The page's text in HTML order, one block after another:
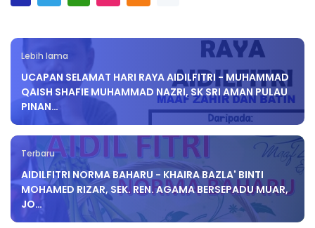
Lebih lama
UCAPAN SELAMAT HARI RAYA AIDILFITRI - MUHAMMAD
QAISH SHAFIE MUHAMMAD NAZRI, SK SRI AMAN PULAU
PINAN…
Terbaru
AIDILFITRI NORMA BAHARU - KHAIRA BAZLA' BINTI
MOHAMED RIZAR, SEK. REN. AGAMA BERSEPADU MUAR,
JO…